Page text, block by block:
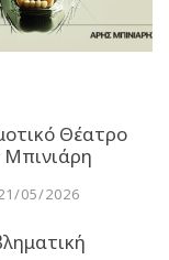
Θέατρο
Μπινιάρη
05/2026